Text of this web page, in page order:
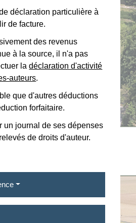
déclaration particulière à
de facture.
des revenus
à la source, il n'a pas
ladéclaration d'activité
auteurs.
que d'autres déductions
forfaitaire.
un journal de ses dépenses
de droits d'auteur.